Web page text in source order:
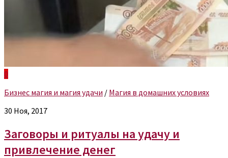
0
Бизнес магия и магия удачи / Магия в домашних условиях
30 Ноя, 2017
Заговоры и ритуалы на удачу и
привлечение денег